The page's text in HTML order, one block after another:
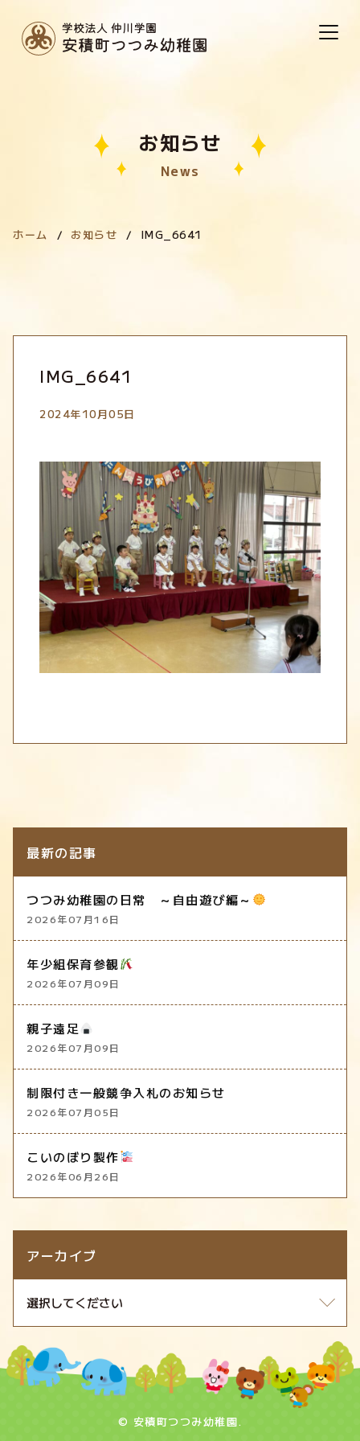
お知らせ
News
ホーム お知らせ IMG_6641
IMG_6641
2024年10月05日
最新の記事
つつみ幼稚園の日常 ～自由遊び編～
2026年07月16日
年少組保育参観
2026年07月09日
親子遠足
2026年07月09日
制限付き一般競争入札のお知らせ
2026年07月05日
こいのぼり製作
2026年06月26日
アーカイブ
© 安積町つつみ幼稚園.